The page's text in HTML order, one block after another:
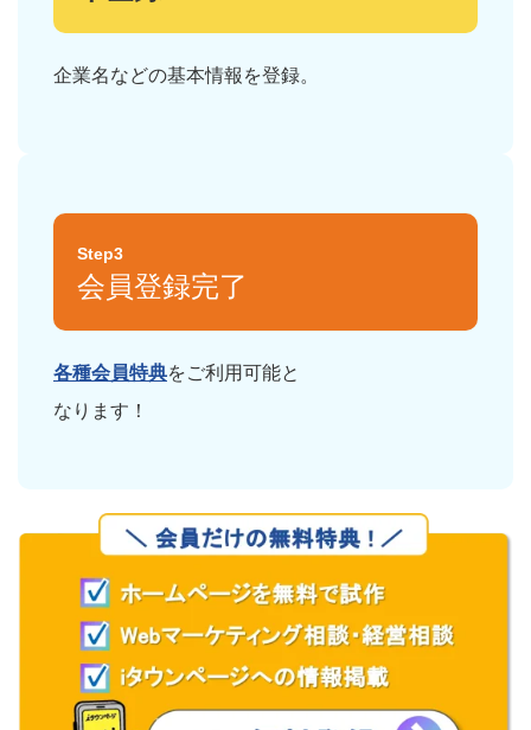
企業名などの基本情報を登録。
Step3
会員登録完了
各種会員特典をご利用可能と
なります！